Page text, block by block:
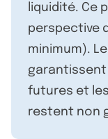
liquidité. Ce
perspective
minimum).
futures et
restent non